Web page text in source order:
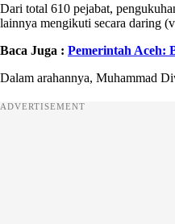
Dari total 610 pejabat,
lainnya mengikuti secara daring
Baca Juga : Pemerintah Aceh:
Dalam arahannya, Muhammad
ADVERTISEMENT